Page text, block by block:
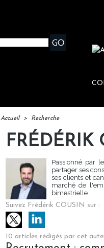
Accueil > Recherche
FRÉDÉRIK
Passionné par
partager ses
ses clients et
marché de
bimestrielle.
Suivez Frédérik COUSIN sur :
10 articles rédigés par cet